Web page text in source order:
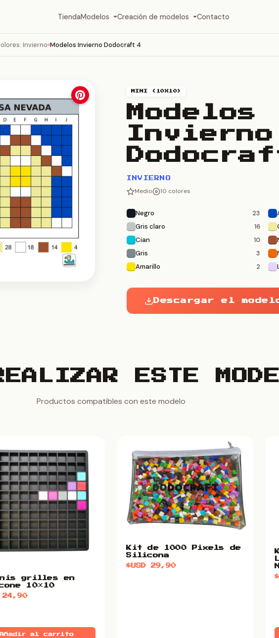
TiendaModelos Creación de modelos Contacto
Invierno Modelos Invierno Dodocraft 4
MINI (10X10)
Modelos
Invierno
INVIERNO
Medio 10 colores
Negro 23
Gris claro 16
Cian 10
Gris 3
Amarillo 2
Descargar el
ESTE
Productos compatibles con este modelo
grilles en
10×10
24,90
Añadir al carrito
Kit de 1000 Pixels de
Silicona
$USD29,90